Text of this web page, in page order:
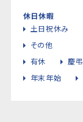
休日休暇
土日祝休み
その他
有休
慶弔
年末年始